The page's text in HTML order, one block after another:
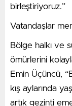
birleştiriyoruz.”
Vatandaşlar
Bölge halkı ve
ömürlerini
Emin Üçüncü,
kış aylarında
artık gezinti